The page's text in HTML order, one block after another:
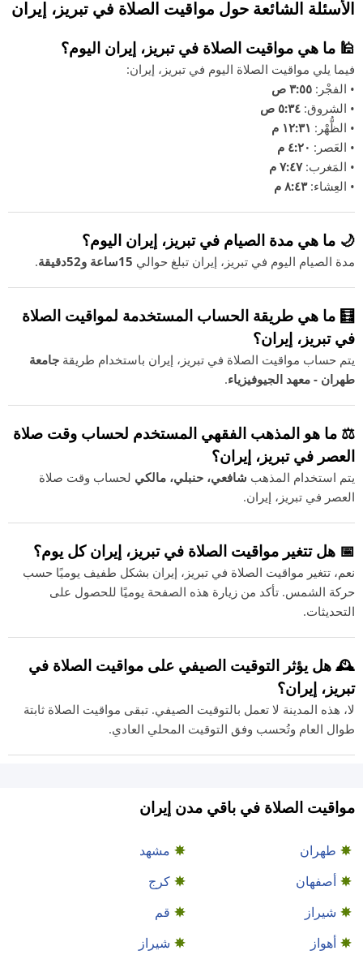
الأسئلة الشائعة حول مواقيت الصلاة في تبريز، إيران
🕌 ما هي مواقيت الصلاة في تبريز، إيران اليوم؟
فيما يلي مواقيت الصلاة اليوم في تبريز، إيران:
• الفجْر: ٣:٥٥ ص
• الشروق: ٥:٣٤ ص
• الظُّهْر: ١٢:٣١ م
• العَصر: ٤:٢٠ م
• المَغرب:٧:٤٧ م
• العِشاء:٨:٤٣ م
🌙 ما هي مدة الصيام في تبريز، إيران اليوم؟
مدة الصيام اليوم في تبريز، إيران تبلغ حوالي 15ساعة و52دقيقة .
🧮 ما هي طريقة الحساب المستخدمة لمواقيت الصلاة
في تبريز، إيران؟
يتم حساب مواقيت الصلاة في تبريز، إيران باستخدام طريقة جامعة
طهران - معهد الجيوفيزياء.
⚖️ ما هو المذهب الفقهي المستخدم لحساب وقت صلاة
العصر في تبريز، إيران؟
يتم استخدام المذهب شافعي، حنبلي، مالكي لحساب وقت صلاة
العصر في تبريز، إيران.
📅 هل تتغير مواقيت الصلاة في تبريز، إيران كل يوم؟
نعم، تتغير مواقيت الصلاة في تبريز، إيران بشكل طفيف يوميًا حسب
حركة الشمس. تأكد من زيارة هذه الصفحة يوميًا للحصول على
التحديثات.
🕰️ هل يؤثر التوقيت الصيفي على مواقيت الصلاة في
تبريز، إيران؟
لا، هذه المدينة لا تعمل بالتوقيت الصيفي. تبقى مواقيت الصلاة ثابتة
طوال العام وتُحسب وفق التوقيت المحلي العادي.
مواقيت الصلاة في باقي مدن إيران
طهران
مشهد
أصفهان
كرج
شيراز
قم
أهواز
شيراز